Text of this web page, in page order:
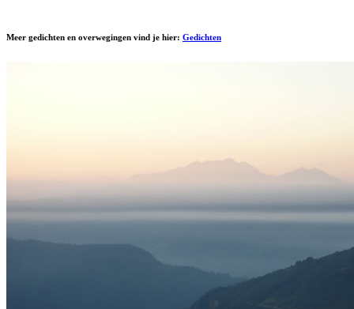
Meer gedichten en overwegingen vind je hier: Gedichten